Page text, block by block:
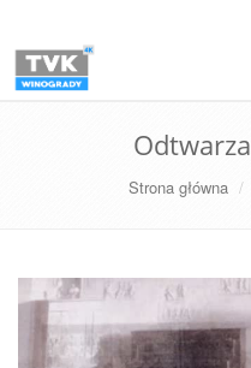
Strona główna